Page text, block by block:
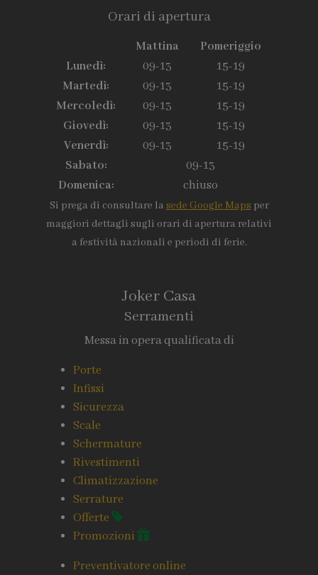
Orari di apertura
Mattina
Pomeriggio
Lunedì:
09-13
15-19
Martedì:
09-13
15-19
Mercoledì:
09-13
15-19
Giovedì:
09-13
15-19
Venerdì:
09-13
15-19
Sabato:
09-13
Domenica:
chiuso
Si prega di consultare la sede Google Maps per
maggiori dettagli sugli orari di apertura relativi
a festività nazionali e periodi di ferie.
Joker Casa
Serramenti
Messa in opera qualificata di
Porte
Infissi
Sicurezza
Scale
Schermature
Rivestimenti
Climatizzazione
Serrature
Offerte
Promozioni
Preventivatore online